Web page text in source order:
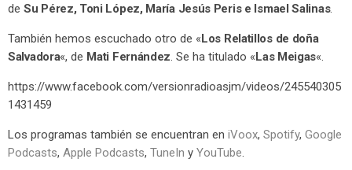
de Su Pérez, Toni López, María Jesús Peris e Ismael Salinas.
También hemos escuchado otro de «Los Relatillos de doña
Salvadora«, de Mati Fernández . Se ha titulado «Las Meigas«.
https://www.facebook.com/versionradioasjm/videos/245540305
1431459
Los programas también se encuentran en iVoox, Spotify, Google
Podcasts, Apple Podcasts, TuneIn y YouTube